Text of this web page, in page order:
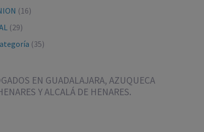
(16)
(29)
(35)
EN GUADALAJARA, AZUQUECA
Y ALCALÁ DE HENARES.